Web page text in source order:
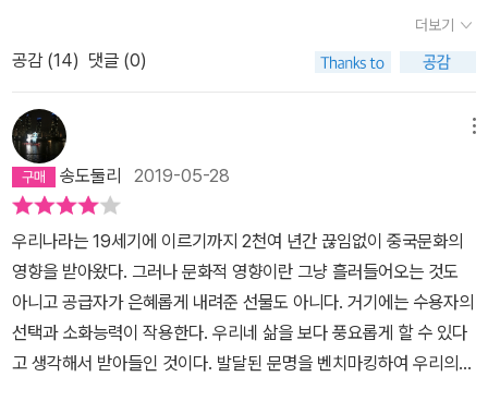
도움이 안 되고 저자의 정치성향만들어내는 것 같아 씁쓸한 마음이
들었다. 중공군이 6.25 남침 때 북한군을 도와 대한민국을 침입한 전
야 했는지 궁금하다. 세 번째는 답사지가 꼭 실크로드였어야 했는가
하는아쉬움이다. 저자는 1권 권두에 중국답사기를시작하며 라는 글
에서 중국문화유산 답사기를 쓰려면 어디를 써야 하는지 모범 답안을
작성해 놓았다. 옛 수도인 고도들 ,미술사적 명소, 사상사, 문화사의
고향 그리고 중국과 우리나라 역사와 맞물려 있는 곳들 이런 곳을 가
야 한다고 적어 놓았다. 이렇게 어디를 가고 어느 곳을 써야 하는 지
알고 있으면서 정작 답사기의 시작은 자신의 로망이었다고 하면서돈
황과 실크로드로 시작을 한다. 저자의 글을 읽고 독자들 머리 속에 은
연 중 자리잡게 되는 중국문화에 대한 열의식이 부담스러워 피해간
는 수많은 민족들, 오아시스 도시들에 대한 인문지리적 호기심이었건
만, 유홍준 선생님의 책으로 실크로드를 살아간 사람들이 만들어낸
유물들이 꽃마냥 내 머리석 실크로드 지도에 곳곳에 피어나게 되었
다. 바로 2권으로 독서는 이어진다.조형적으로 말하자면 당나라 불상
이 북위시대 불상보다 훨씬 뛰어나다고 말할 수 있다. 기교로 보아도
그렇고 미적 성취와 세련됨을 때져도 그렇다. 그럼에도 내가 북위시
대 불상을 더 좋아하는 것은 석가탑의 완벽한 균형미보다 감은사탑의
내재미를 좋아하고, 그리스미술에서 우아한 후기 고전주의의 프락시
텔레스(Praxiteles)보다 강인한전기 고전주의의 페이디아스(Pheidi
as)를 좋아하는 것과 같다. 하나의 양식이 절정에 도달한 것보다 절
정에 도달하기 위한 내재적 에너지가 속으로 응축되어 있는 것을 높
이 사는 것이다.
더보기
공감 (14) 댓글 (0)
송도둘리 2019-05-28
우리나라는 19세기에 이르기까지 2천여 년간 끊임없이 중국문화의
영향을 받아왔다. 그러나 문화적 영향이란 그냥 흘러들어오는 것도
아니고 공급자가 은혜롭게 내려준 선물도 아니다. 거기에는 수용자의
선택과 소화능력이 작용한다. 우리네 삶을 보다 풍요롭게 할 수 있다
고 생각해서 받아들인 것이다. 발달된 문명을 벤치마킹하여 우리의